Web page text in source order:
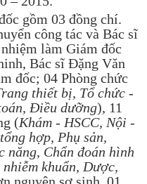
gồm 03 đồng chí.
công tác và Bác sĩ
làm Giám đốc
Bác sĩ Đặng Văn
đốc; 04 Phòng chức
thiết bị, Tổ chức -
Điều dưỡng), 11
(Khám - HSCC, Nội -
hợp, Phụ sản,
năng, Chẩn đoán hình
khuẩn, Dược,